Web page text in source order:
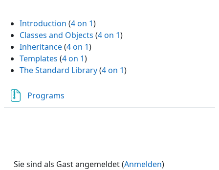
Abschnittsübersicht
Introduction (4 on 1)
Classes and Objects (4 on 1)
Inheritance(4 on 1)
Templates (4 on 1)
The Standard Library(4 on 1)
Programs
Sie sind als Gast angemeldet (Anmelden)